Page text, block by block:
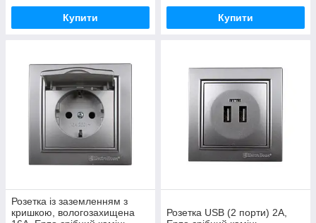
Купити Купити
Розетка із заземленням з
кришкою, вологозахищена
Розетка USB (2 порти) 2A,